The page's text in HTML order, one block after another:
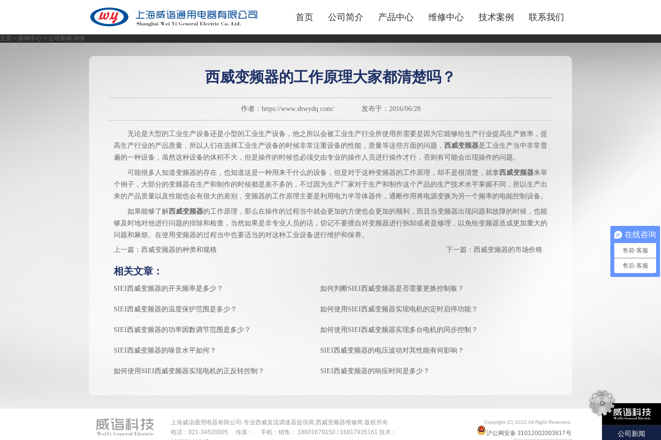
首页 公司简介 产品中心 维修中心 技术案例 联系我们
主页 > 新闻中心 > 公司新闻 详情
公司新闻
西威变频器的工作原理大家都清楚吗？
作者：https://www.shwydq.com/ 发布于：2016/06/28
无论是大型的工业生产设备还是小型的工业生产设备，他之所以会被工业生产行业所使用所需要是因为它能够给生产行业提高生产效率，提
高生产行业的产品质量，所以人们在选择工业生产设备的时候非常注重设备的性能，质量等这些方面的问题， 西威变频器是工业生产当中非常普
遍的一种设备，虽然这种设备的体积不大，但是操作的时候也必须交由专业的操作人员进行操作才行，否则有可能会出现操作的问题。
可能很多人知道变频器的存在，也知道这是一种用来干什么的设备，但是对于这种变频器的工作原理，却不是很清楚，就拿西威变频器来举
个例子，大部分的变频器在生产和制作的时候都是差不多的，不过因为生产厂家对于生产和制作这个产品的生产技术水平掌握不同，所以生产出
来的产品质量以及性能也会有很大的差别，变频器的工作原理主要是利用电力半导体器件，通断作用将电源变换为另一个频率的电能控制设备。
如果能够了解西威变频器的工作原理，那么在操作的过程当中就会更加的方便也会更加的顺利，而且当变频器出现问题和故障的时候，也能
够及时地对他进行问题的排除和检查，当然如果是非专业人员的话，切记不要擅自对变频器进行拆卸或者是修理，以免给变频器造成更加重大的
问题和麻烦。在使用变频器的过程当中也要适当的对这种工业设备进行维护和保养。
上一篇： 西威变频器的种类和规格 下一篇： 西威变频器的市场价格
相关文章：
SIEI西威变频器的开关频率是多少？ 如何判断SIEI西威变频器是否需要更换控制板？
SIEI西威变频器的温度保护范围是多少？ 如何使用SIEI西威变频器实现电机的定时启停功能？
SIEI西威变频器的功率因数调节范围是多少？ 如何使用SIEI西威变频器实现多台电机的同步控制？
SIEI西威变频器的噪音水平如何？ SIEI西威变频器的电压波动对其性能有何影响？
如何使用SIEI西威变频器实现电机的正反转控制？ SIEI西威变频器的响应时间是多少？
上海威诣通用电器有限公司-专业西威直流调速器提供商,西威变频器维修商.版权所有
电话：021-34520005 传真： 手机：销售： 18601679150 / 18817935161 技术：
Copyright (C) 2022,All Right Reserved.
沪公网安备 31012002003817号
在线咨询
售前-客服
售后-客服